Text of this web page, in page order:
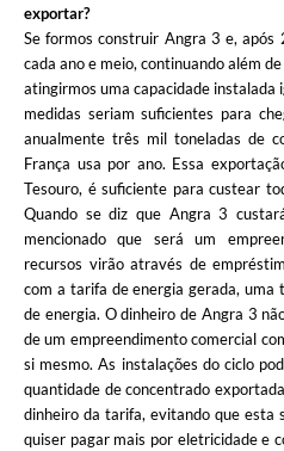
exportar?
Se formos construir Angra 3 e,
cada ano e meio, continuando além
atingirmos uma capacidade instalada
medidas seriam suficientes para
anualmente três mil toneladas de
França usa por ano. Essa
Tesouro, é suficiente para custear
Quando se diz que Angra 3
mencionado que será um
recursos virão através de
com a tarifa de energia gerada,
de energia. O dinheiro de Angra 3
de um empreendimento comercial
si mesmo. As instalações do ciclo
quantidade de concentrado
dinheiro da tarifa, evitando que esta
quiser pagar mais por eletricidade e